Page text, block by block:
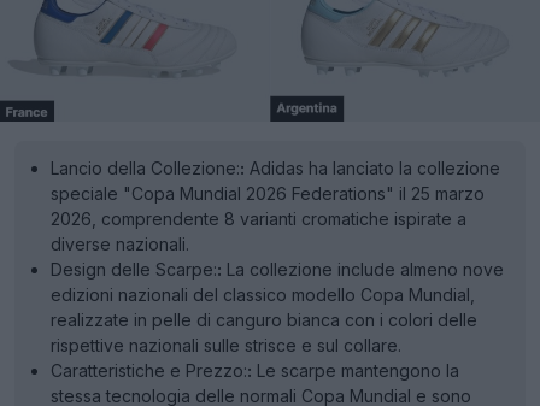
Lancio della Collezione:: Adidas ha lanciato la collezione
speciale "Copa Mundial 2026 Federations" il 25 marzo
2026, comprendente 8 varianti cromatiche ispirate a
diverse nazionali.
Design delle Scarpe:: La collezione include almeno nove
edizioni nazionali del classico modello Copa Mundial,
realizzate in pelle di canguro bianca con i colori delle
rispettive nazionali sulle strisce e sul collare.
Caratteristiche e Prezzo:: Le scarpe mantengono la
stessa tecnologia delle normali Copa Mundial e sono